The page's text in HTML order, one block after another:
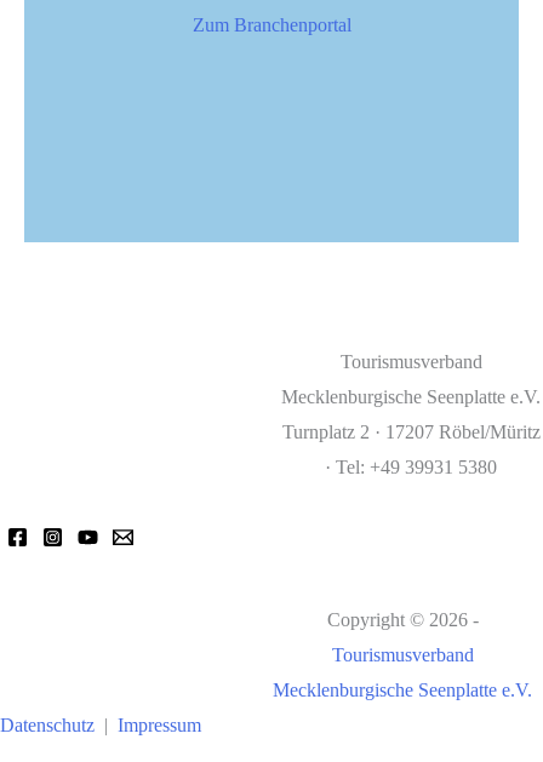
Zum Branchenportal
Tourismusverband
Mecklenburgische Seenplatte e.V.
Turnplatz 2 · 17207 Röbel/Müritz
· Tel: +49 39931 5380
Copyright © 2026 -
Tourismusverband
Mecklenburgische Seenplatte e.V.
Datenschutz | Impressum